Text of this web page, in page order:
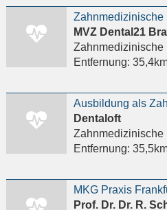
MVZ Dental21
Zahnmedizinische
Entfernung:
Dentaloft
Entfernung: